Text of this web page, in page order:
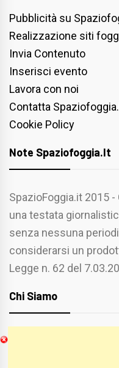
Pubblicità su
Realizzazione siti
Invia Contenuto
Inserisci evento
Lavora con noi
Contatta
Cookie Policy
Note Spaziofoggia.it
SpazioFoggia.it 2015
una testata
senza nessuna
considerarsi un
Legge n. 62 del
Chi Siamo